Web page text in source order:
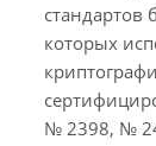
стандартов
которых
№ 2398, №